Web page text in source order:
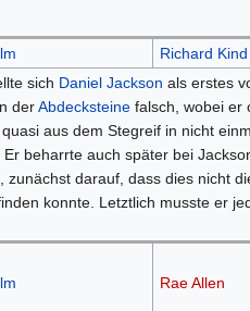
Richard Kind
sich Daniel Jackson als erstes
derAbdecksteinefalsch, wobei er
aus dem Stegreif in nicht
beharrte auch später bei
zunächst darauf, dass dies nicht
konnte. Letztlich musste er
Rae Allen